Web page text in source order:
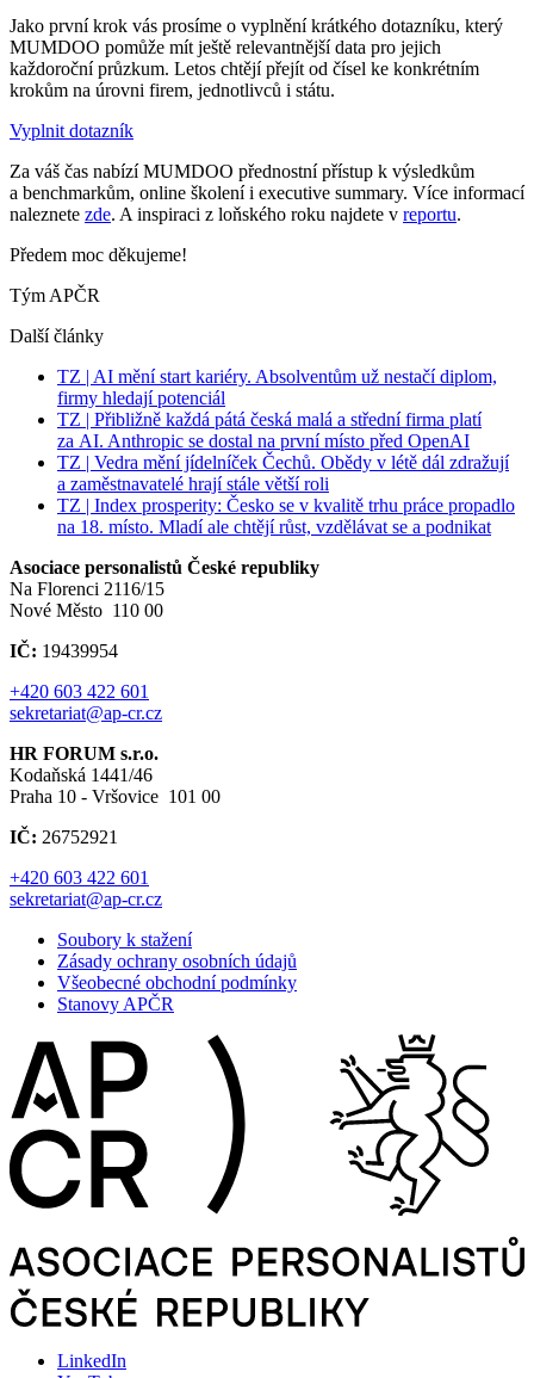
Jako první krok vás prosíme o vyplnění krátkého dotazníku, který
MUMDOO pomůže mít ještě relevantnější data pro jejich
každoroční průzkum. Letos chtějí přejít od čísel ke konkrétním
krokům na úrovni firem, jednotlivců i státu.
Vyplnit dotazník
Za váš čas nabízí MUMDOO přednostní přístup k výsledkům
a benchmarkům, online školení i executive summary. Více informací
naleznete zde. A inspiraci z loňského roku najdete v reportu.
Předem moc děkujeme!
Tým APČR
Další články
TZ | AI mění start kariéry. Absolventům už nestačí diplom,
firmy hledají potenciál
TZ | Přibližně každá pátá česká malá a střední firma platí
za AI. Anthropic se dostal na první místo před OpenAI
TZ | Vedra mění jídelníček Čechů. Obědy v létě dál zdražují
a zaměstnavatelé hrají stále větší roli
TZ | Index prosperity: Česko se v kvalitě trhu práce propadlo
na 18. místo. Mladí ale chtějí růst, vzdělávat se a podnikat
Asociace personalistů České republiky
Na Florenci 2116/15
Nové Město 110 00
IČ: 19439954
+420 603 422 601
sekretariat@ap-cr.cz
HR FORUM s.r.o.
Kodaňská 1441/46
Praha 10 - Vršovice 101 00
IČ: 26752921
+420 603 422 601
sekretariat@ap-cr.cz
Soubory k stažení
Zásady ochrany osobních údajů
Všeobecné obchodní podmínky
Stanovy APČR
LinkedIn